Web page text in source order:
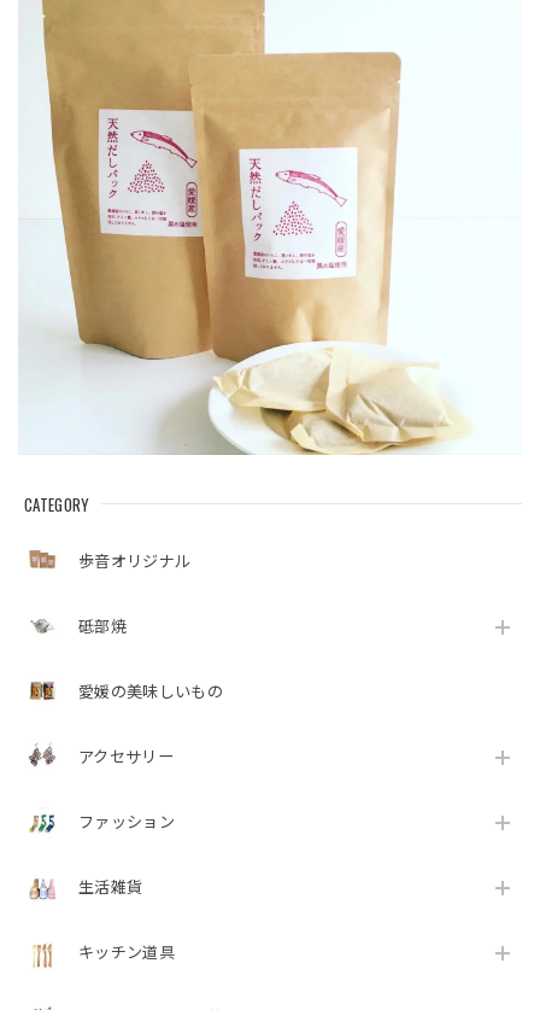
CATEGORY
歩音オリジナル
砥部焼
愛媛の美味しいもの
アクセサリー
ファッション
生活雑貨
キッチン道具